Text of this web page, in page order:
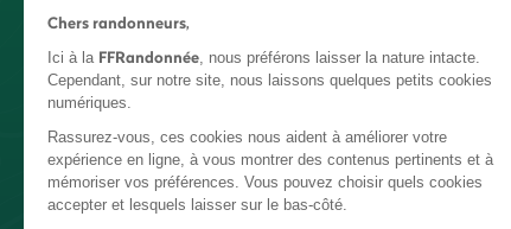
Chers randonneurs,
Ici à la FFRandonnée, nous préférons laisser la nature intacte.
Cependant, sur notre site, nous laissons quelques petits cookies
numériques.
Rassurez-vous, ces cookies nous aident à améliorer votre
expérience en ligne, à vous montrer des contenus pertinents et à
mémoriser vos préférences. Vous pouvez choisir quels cookies
accepter et lesquels laisser sur le bas-côté.